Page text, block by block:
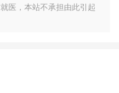
医，本站不承担由此引起